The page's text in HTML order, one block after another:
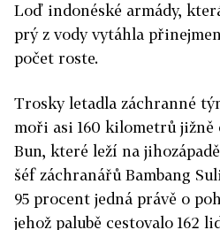
Loď indonéské armády,
prý z vody vytáhla
počet roste.
Trosky letadla záchranné
moři asi 160 kilometrů jižně
Bun, které leží na
šéf záchranářů Bambang
95 procent jedná právě o
jehož palubě cestovalo 162